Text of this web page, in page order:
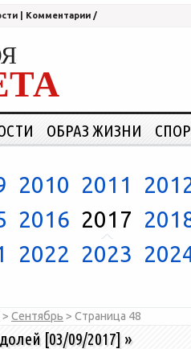
Комментарии /
ОБРАЗ ЖИЗНИ
2010 2011
2016 2017
2022 2023
> Сентябрь > Страница 48
[03/09/2017] »